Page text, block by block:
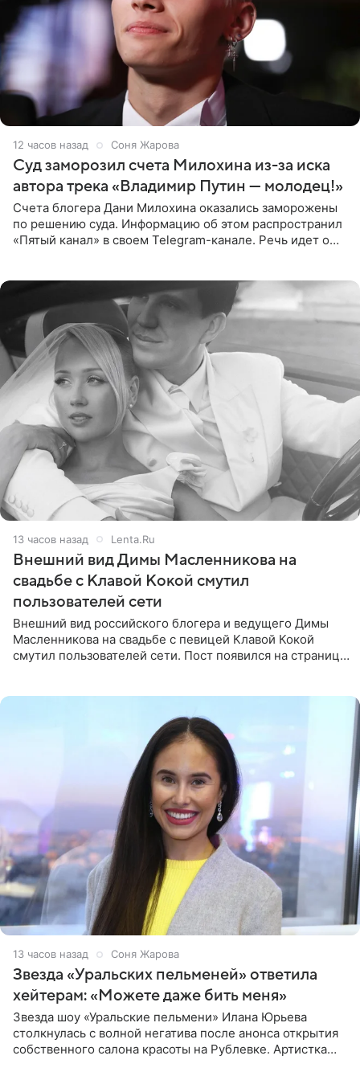
12 часов назад Соня Жарова
Суд заморозил счета Милохина из-за иска
автора трека «Владимир Путин — молодец!»
Счета блогера Дани Милохина оказались заморожены
по решению суда. Информацию об этом распространил
«Пятый канал» в своем Telegram-канале. Речь идет о
13 часов назад Lenta.Ru
Внешний вид Димы Масленникова на
свадьбе с Клавой Кокой смутил
пользователей сети
Внешний вид российского блогера и ведущего Димы
Масленникова на свадьбе с певицей Клавой Кокой
смутил пользователей сети. Пост появился на странице
13 часов назад Соня Жарова
Звезда «Уральских пельменей» ответила
хейтерам: «Можете даже бить меня»
Звезда шоу «Уральские пельмени» Илана Юрьева
столкнулась с волной негатива после анонса открытия
собственного салона красоты на Рублевке. Артистка